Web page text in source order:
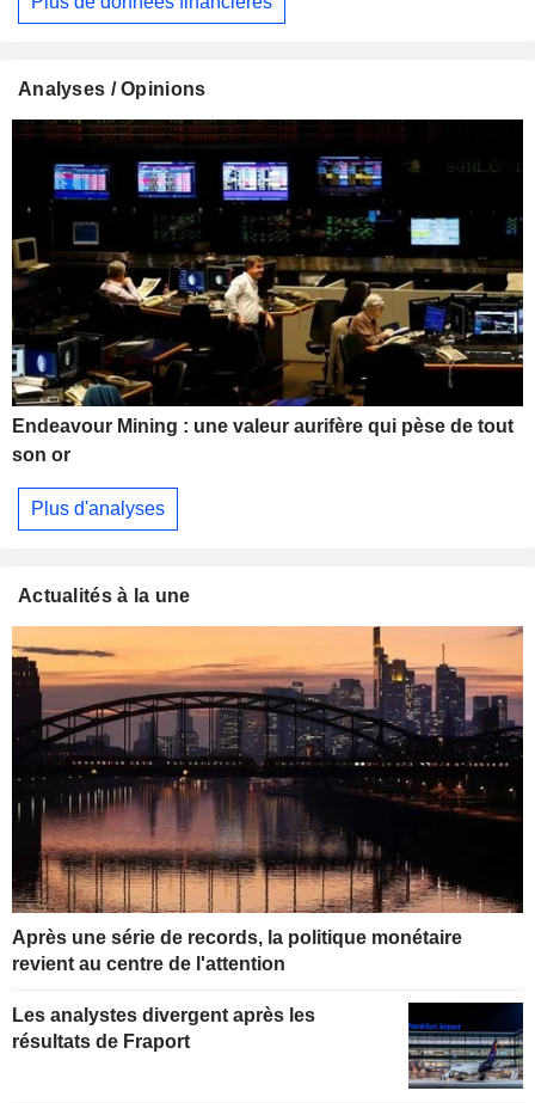
Analyses / Opinions
Endeavour Mining : une valeur aurifère qui pèse de tout
son or
Plus d'analyses
Actualités à la une
Après une série de records, la politique monétaire
revient au centre de l'attention
Les analystes divergent après les
résultats de Fraport